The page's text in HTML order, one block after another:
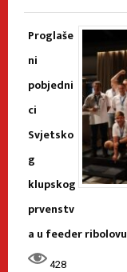
Proglaše
ni
pobjedni
ci
Svjetsko
g
klupskog
prvenstv
a u feeder ribolovu
428